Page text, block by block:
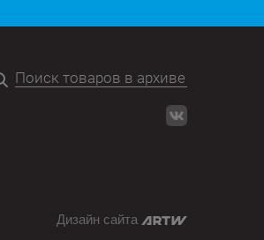
Дизайн сайта